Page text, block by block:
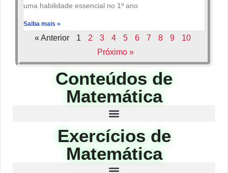
uma habilidade essencial no 1º ano
Saiba mais »
« Anterior 1 2 3 4 5 6 7 8 9
10
Próximo »
Conteúdos de
Matemática
Exercícios de
Matemática